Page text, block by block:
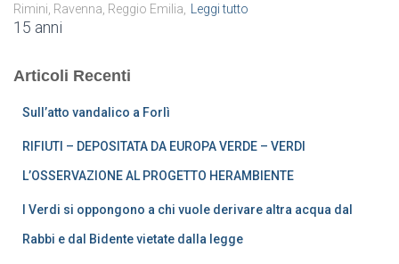
Rimini, Ravenna, Reggio Emilia,
Leggi tutto
15 anni
Articoli Recenti
Sull’atto vandalico a Forlì
RIFIUTI – DEPOSITATA DA EUROPA VERDE – VERDI
L’OSSERVAZIONE AL PROGETTO HERAMBIENTE
I Verdi si oppongono a chi vuole derivare altra acqua dal
Rabbi e dal Bidente vietate dalla legge